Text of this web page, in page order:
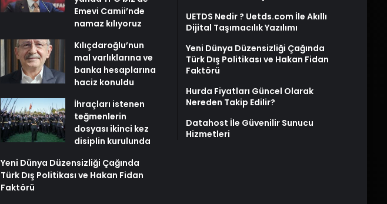
Emevi Camii’nde
namaz kılıyoruz
Kılıçdaroğlu’nun
mal varlıklarına ve
banka hesaplarına
haciz konuldu
İhraçları istenen
teğmenlerin
dosyası ikinci kez
disiplin kurulunda
Yeni Dünya Düzensizliği Çağında
Türk Dış Politikası ve Hakan Fidan
Faktörü
UETDS Nedir ? Uetds.com İle Akıllı
Dijital Taşımacılık Yazılımı
Yeni Dünya Düzensizliği Çağında
Türk Dış Politikası ve Hakan Fidan
Faktörü
Hurda Fiyatları Güncel Olarak
Nereden Takip Edilir?
Datahost İle Güvenilir Sunucu
Hizmetleri